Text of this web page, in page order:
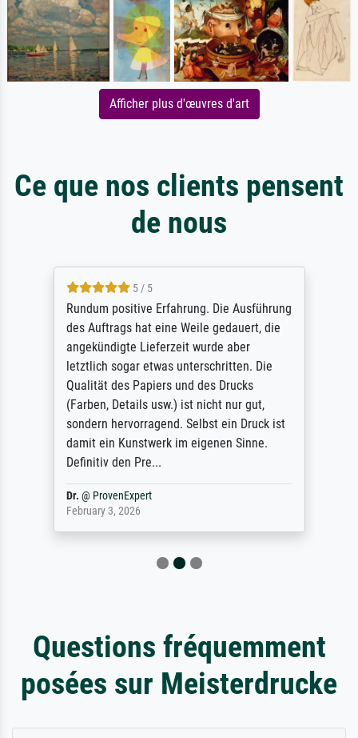
Afficher plus d'œuvres d'art
Ce que nos clients pensent
de nous
5 / 5
Rundum positive Erfahrung. Die Ausführung
des Auftrags hat eine Weile gedauert, die
angekündigte Lieferzeit wurde aber
letztlich sogar etwas unterschritten. Die
Qualität des Papiers und des Drucks
(Farben, Details usw.) ist nicht nur gut,
sondern hervorragend. Selbst ein Druck ist
damit ein Kunstwerk im eigenen Sinne.
Definitiv den Pre...
Dr. @ ProvenExpert
February 3, 2026
Questions fréquemment
posées sur Meisterdrucke